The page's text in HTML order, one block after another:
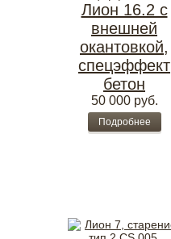
Лион 16.2 с
внешней
окантовкой,
спецэффект
бетон
50 000 руб.
Подробнее